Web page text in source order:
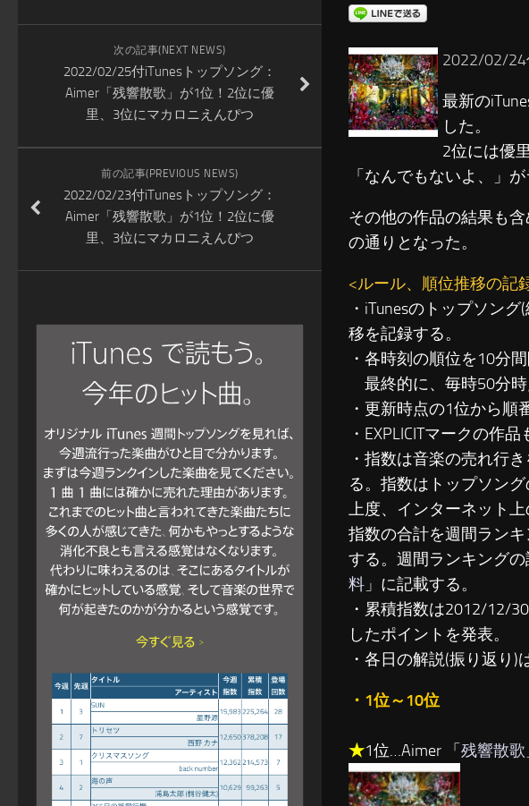
2022/02/24
最新の
した。
2位には優
「なんでもないよ、」
その他の作品の結果も
の通りとなった。
<ルール、順位推移の記
・iTunesのトップソン
移を記録する。
・各時刻の順位を10分間
最終的に、毎時50分時
・更新時点の1位から順
・EXPLICITマークの作
・指数は音楽の売れ行
る。指数はトップソン
上度、インターネット
指数の合計を週間ラン
する。週間ランキングの
料 」に記載する。
・累積指数は2012/12/
したポイントを発表。
・各日の解説(振り返り)
・1位～10位
★1位…Aimer 「 残響散歌
次の記事(NEXT NEWS)
2022/02/25付iTunesトップソング：
Aimer「残響散歌」が1位！2位に優
里、3位にマカロニえんぴつ
前の記事(PREVIOUS NEWS)
2022/02/23付iTunesトップソング：
Aimer「残響散歌」が1位！2位に優
里、3位にマカロニえんぴつ